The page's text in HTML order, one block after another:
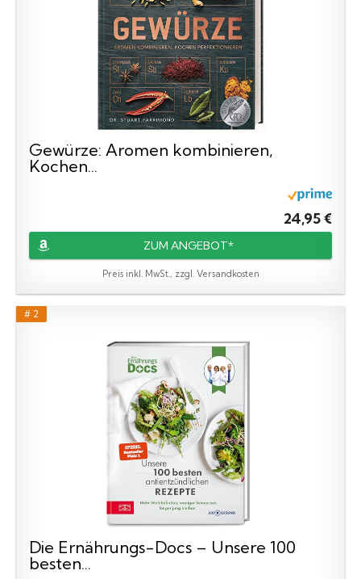
Gewürze: Aromen kombinieren,
Kochen...
24,95 €
ZUM ANGEBOT*
Preis inkl. MwSt., zzgl. Versandkosten
# 2
Die Ernährungs-Docs – Unsere 100
besten...